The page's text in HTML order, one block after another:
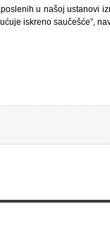
u našoj ustanovi
iskreno saučešće”,